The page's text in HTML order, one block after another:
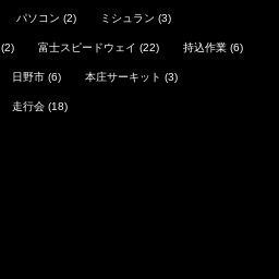
パソコン (2) ミシュラン (3)
(2) 富士スピードウェイ (22) 持込作業 (6)
日野市 (6) 本庄サーキット (3)
走行会 (18)